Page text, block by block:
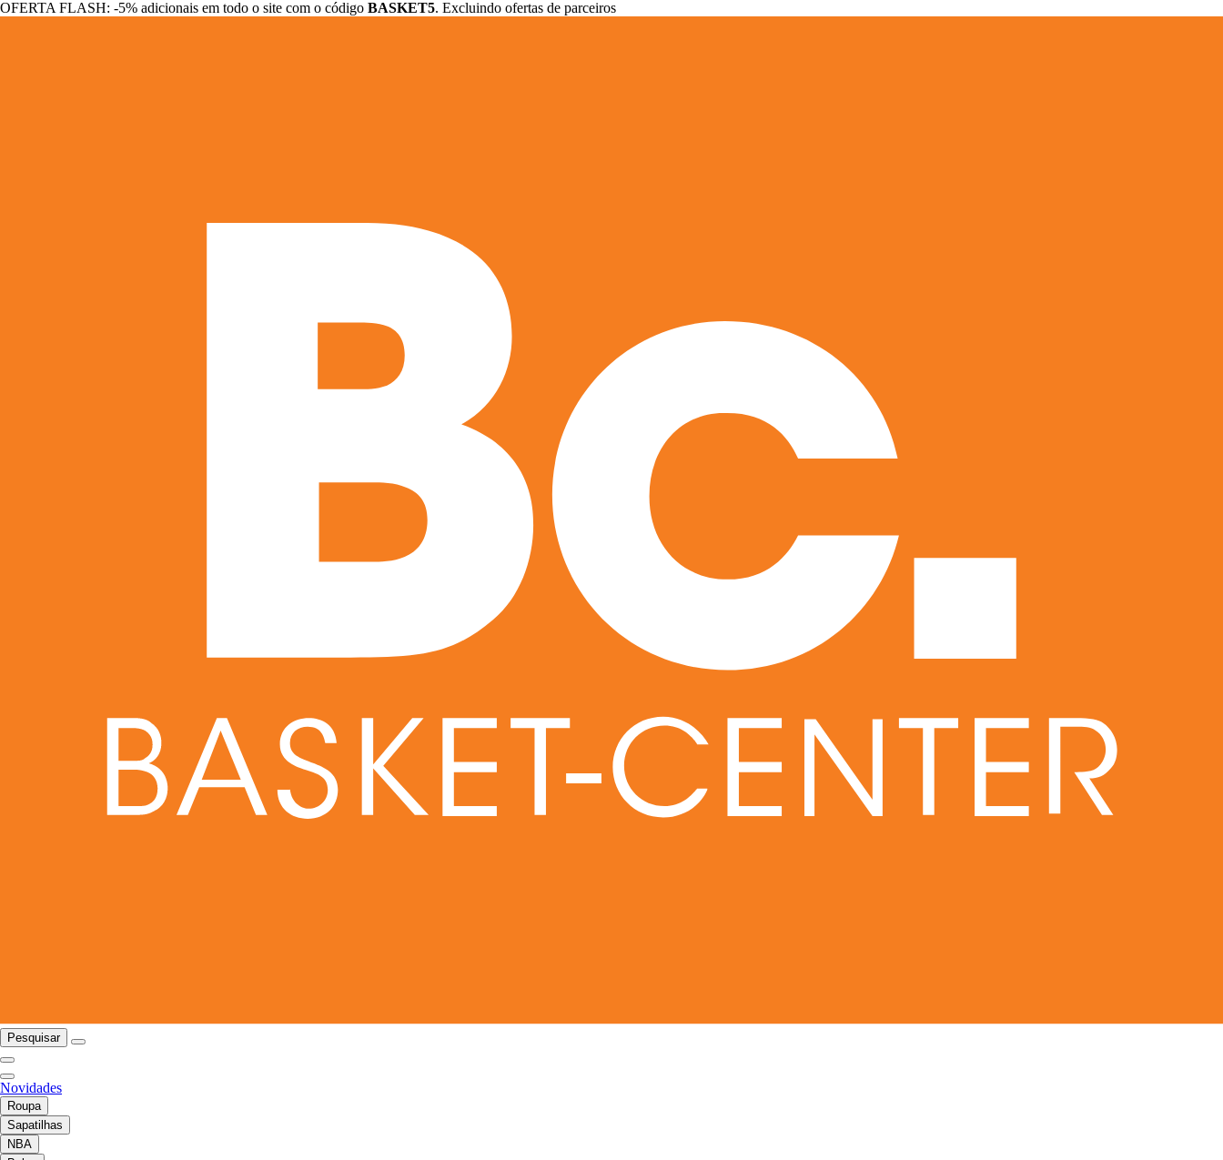
OFERTA FLASH: -5% adicionais em todo o site com o código BASKET5. Excluindo ofertas de parceiros
Pesquisar
Novidades
Roupa
Sapatilhas
NBA